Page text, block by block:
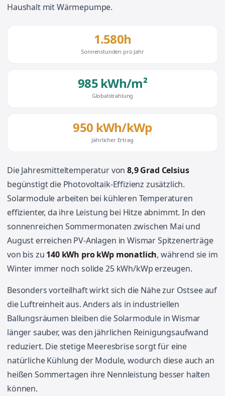
Haushalt mit Wärmepumpe.
1.580h
Sonnenstunden pro Jahr
985 kWh/m²
Globalstrahlung
950 kWh/kWp
Jährlicher Ertrag
Die Jahresmitteltemperatur von8,9 Grad Celsius
begünstigt die Photovoltaik-Effizienz zusätzlich.
Solarmodule arbeiten bei kühleren Temperaturen
effizienter, da ihre Leistung bei Hitze abnimmt. In den
sonnenreichen Sommermonaten zwischen Mai und
August erreichen PV-Anlagen in Wismar Spitzenerträge
von bis zu 140 kWh pro kWp monatlich, während sie im
Winter immer noch solide 25 kWh/kWp erzeugen.
Besonders vorteilhaft wirkt sich die Nähe zur Ostsee auf
die Luftreinheit aus. Anders als in industriellen
Ballungsräumen bleiben die Solarmodule in Wismar
länger sauber, was den jährlichen Reinigungsaufwand
reduziert. Die stetige Meeresbrise sorgt für eine
natürliche Kühlung der Module, wodurch diese auch an
heißen Sommertagen ihre Nennleistung besser halten
können.